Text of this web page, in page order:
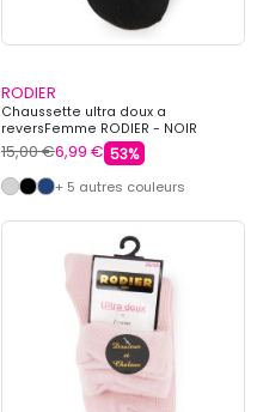
RODIER
Chaussette ultra doux a
reversFemme RODIER - NOIR
15,00 €6,99 € 53%
+ 5 autres couleurs